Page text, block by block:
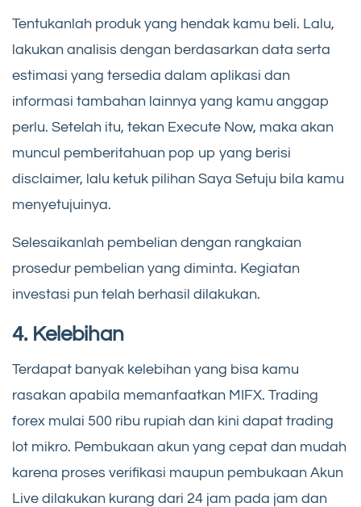
Tentukanlah produk yang hendak kamu beli. Lalu,
lakukan analisis dengan berdasarkan data serta
estimasi yang tersedia dalam aplikasi dan
informasi tambahan lainnya yang kamu anggap
perlu. Setelah itu, tekan Execute Now, maka akan
muncul pemberitahuan pop up yang berisi
disclaimer, lalu ketuk pilihan Saya Setuju bila kamu
menyetujuinya.
Selesaikanlah pembelian dengan rangkaian
prosedur pembelian yang diminta. Kegiatan
investasi pun telah berhasil dilakukan.
4. Kelebihan
Terdapat banyak kelebihan yang bisa kamu
rasakan apabila memanfaatkan MIFX. Trading
forex mulai 500 ribu rupiah dan kini dapat trading
lot mikro. Pembukaan akun yang cepat dan mudah
karena proses verifikasi maupun pembukaan Akun
Live dilakukan kurang dari 24 jam pada jam dan